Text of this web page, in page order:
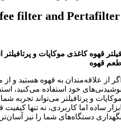
filter and Pertafilter
قهوه کاغذی موکاپات و پرتافیلتر
قهوه
از علاقه‌مندان به قهوه هستید و از
خود استفاده می‌کنید،
و پرتافیلتر می‌تواند تجربه
ساده اما کاربردی، نه تنها
دستگاه‌های شما را نیز